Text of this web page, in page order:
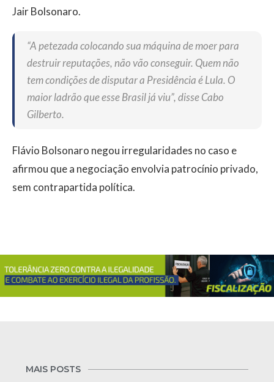
Jair Bolsonaro.
“A petezada colocando sua máquina de moer para
destruir reputações, não vão conseguir. Quem não
tem condições de disputar a Presidência é Lula. O
maior ladrão que esse Brasil já viu”, disse Cabo
Gilberto.
Flávio Bolsonaro negou irregularidades no caso e
afirmou que a negociação envolvia patrocínio privado,
sem contrapartida política.
MAIS POSTS